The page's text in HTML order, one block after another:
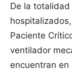
De la
Paciente
ventilador
encuentran